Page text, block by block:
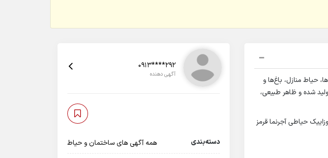
حیاط منازل، باغ‌ها و
از سنگ‌های الوان نمره 2 (سنگ عسلی) تولید شده و ظاهر طبیعی،
حیاطی آجرنما قرمز
0913****292
آگهی دهنده
دسته‌بندی همه آگهی های ساختمان و حیاط